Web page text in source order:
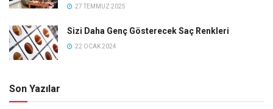
27 TEMMUZ 2025
Sizi Daha Genç Gösterecek Saç Renkleri
22 OCAK 2024
Son Yazılar